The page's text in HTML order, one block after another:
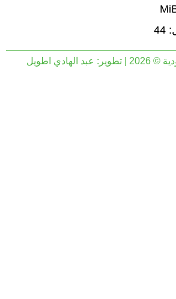
| تطوير: عبد الهادي اطويل